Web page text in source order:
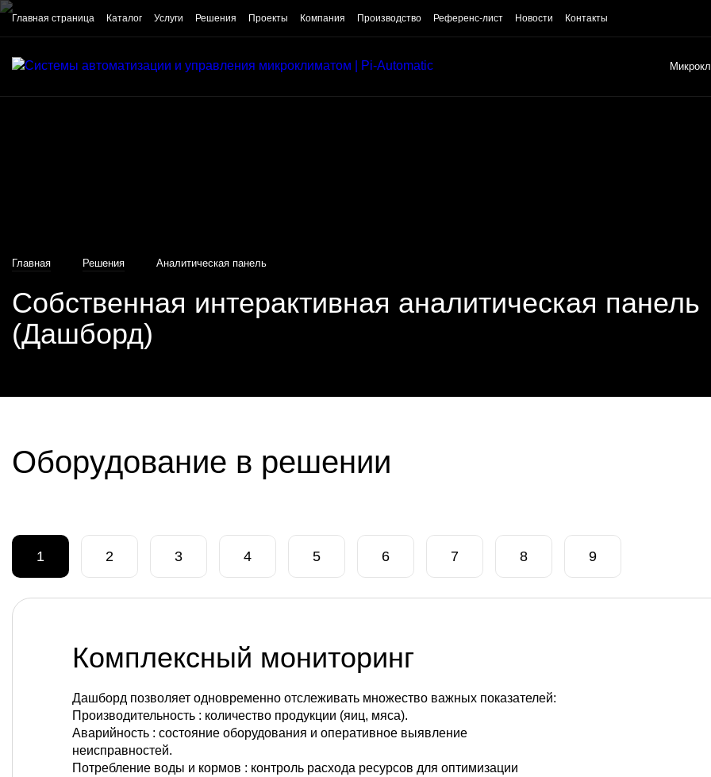
Главная страница Каталог Услуги Решения Проекты Компания Производство Референс-лист Новости Контакты
Главная Решения Аналитическая панель
Собственная интерактивная аналитическая панель
(Дашборд)
Оборудование в решении
1 2 3 4 5 6 7 8 9
Комплексный мониторинг
Дашборд позволяет одновременно отслеживать множество важных показателей:
Производительность : количество продукции (яиц, мяса).
Аварийность : состояние оборудования и оперативное выявление
неисправностей.
Потребление воды и кормов : контроль расхода ресурсов для оптимизации